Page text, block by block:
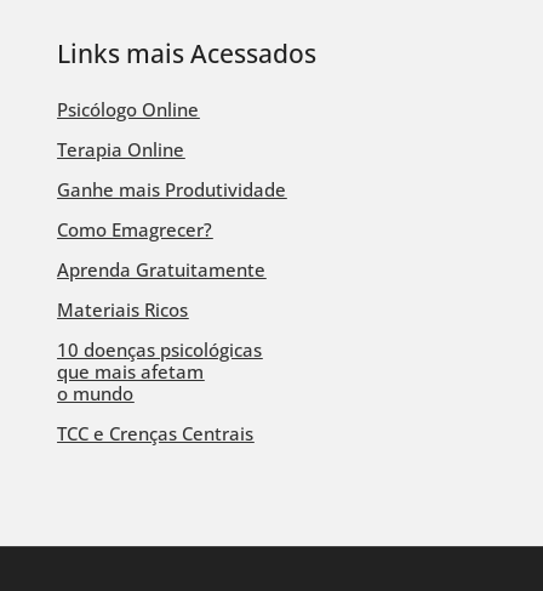
Links mais Acessados
Psicólogo Online
Terapia Online
Ganhe mais Produtividade
Como Emagrecer?
Aprenda Gratuitamente
Materiais Ricos
10 doenças psicológicas
que mais afetam
o mundo
TCC e Crenças Centrais